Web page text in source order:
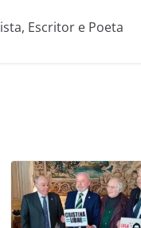
Escritor e Poeta